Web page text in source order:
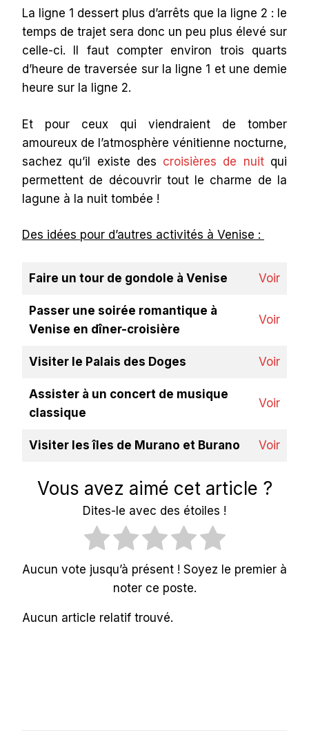
La ligne 1 dessert plus d’arrêts que la ligne 2 : le
temps de trajet sera donc un peu plus élevé sur
celle-ci. Il faut compter environ trois quarts
d’heure de traversée sur la ligne 1 et une demie
heure sur la ligne 2.
Et pour ceux qui viendraient de tomber
amoureux de l’atmosphère vénitienne nocturne,
sachez qu’il existe des croisières de nuitqui
permettent de découvrir tout le charme de la
lagune à la nuit tombée !
Des idées pour d’autres activités à Venise :
Faire un tour de gondole à Venise Voir
Passer une soirée romantique à
Venise en dîner-croisière
Voir
Visiter le Palais des Doges Voir
Assister à un concert de musique
classique
Voir
Visiter les îles de Murano et Burano Voir
Vous avez aimé cet article ?
Dites-le avec des étoiles !
Aucun vote jusqu’à présent ! Soyez le premier à
noter ce poste.
Aucun article relatif trouvé.